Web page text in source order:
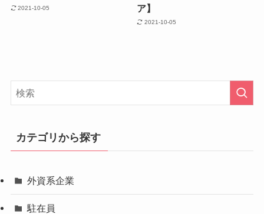
2021-10-05
ア】
2021-10-05
カテゴリから探す
外資系企業
駐在員